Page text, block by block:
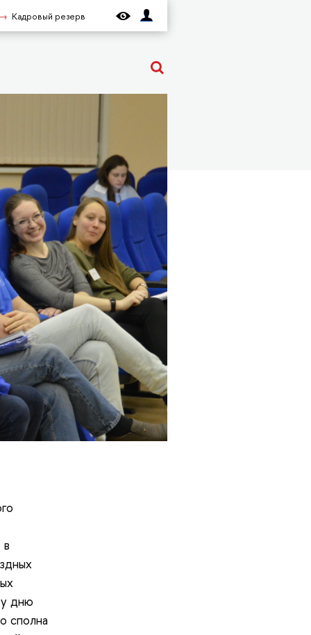
Кадровый резерв
дню
сполна